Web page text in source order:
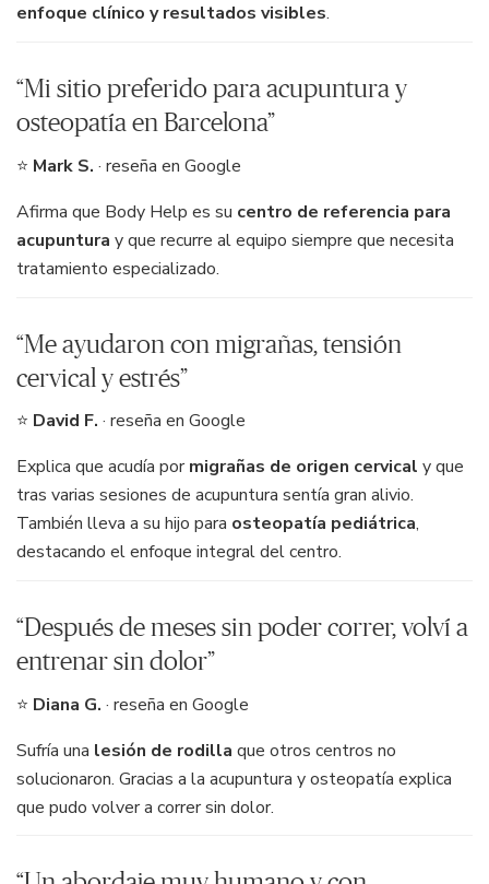
enfoque clínico y resultados visibles.
“Mi sitio preferido para acupuntura y
osteopatía en Barcelona”
⭐ Mark S. · reseña en Google
Afirma que Body Help es su centro de referencia para
acupuntura y que recurre al equipo siempre que necesita
tratamiento especializado.
“Me ayudaron con migrañas, tensión
cervical y estrés”
⭐ David F. · reseña en Google
Explica que acudía pormigrañas de origen cervical y que
tras varias sesiones de acupuntura sentía gran alivio.
También lleva a su hijo para osteopatía pediátrica,
destacando el enfoque integral del centro.
“Después de meses sin poder correr, volví a
entrenar sin dolor”
⭐ Diana G. · reseña en Google
Sufría una lesión de rodilla que otros centros no
solucionaron. Gracias a la acupuntura y osteopatía explica
que pudo volver a correr sin dolor.